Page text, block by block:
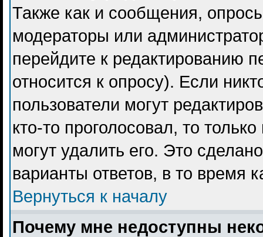
Также как и сообщения,
модераторы или
перейдите к редактированию
относится к опросу). Если
пользователи могут
кто-то проголосовал, то
могут удалить его. Это
варианты ответов, в то время
Вернуться к началу
Почему мне недоступны